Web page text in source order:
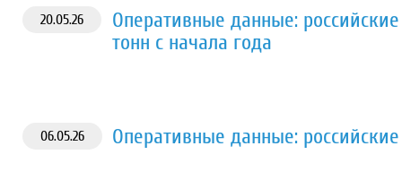
20.05.26
Оперативные данные:
тонн с начала года
06.05.26 Оперативные данные: